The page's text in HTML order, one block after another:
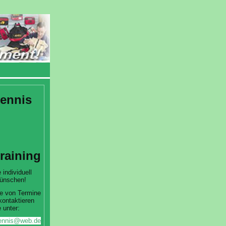
individuell
von Termine
unter: